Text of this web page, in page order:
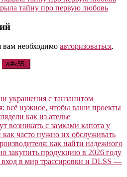
тайну про первую любовь
вам необходимо авторизоваться.
украшения с танзанитом
всё нужное, чтобы ваши проекты
как из ателье
возникать с замками капота у
как часто нужно их обслуживать
как найти надежного
закупить продукцию в 2026 году
в мир трассировки и DLSS —